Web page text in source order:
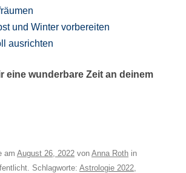
und Winter vorbereiten
ausrichten
eine wunderbare Zeit an deinem
am August 26, 2022 von Anna Roth in
Schlagworte: Astrologie 2022,